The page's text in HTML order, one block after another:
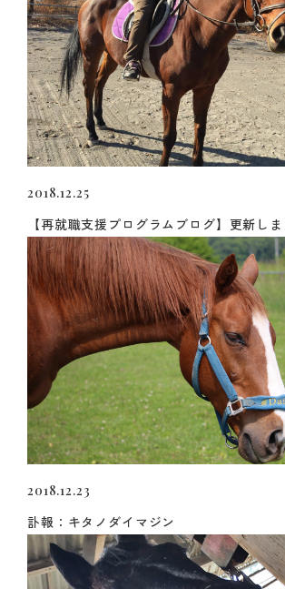
2018.12.25
【再就職支援プログラムブログ】更新しま
2018.12.23
訃報：キタノダイマジン